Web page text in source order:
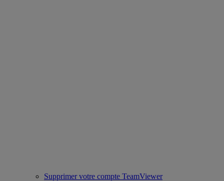
Supprimer votre compte TeamViewer